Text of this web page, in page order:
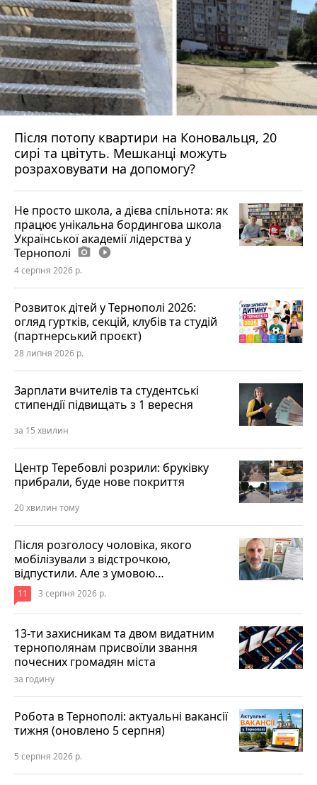
Після потопу квартири на Коновальця, 20
сирі та цвітуть. Мешканці можуть
розраховувати на допомогу?
Не просто школа, а дієва спільнота: як
працює унікальна бордингова школа
Української академії лідерства у
Тернополі photo_camera play_circle_filled
4 серпня 2026 р.
Розвиток дітей у Тернополі 2026:
огляд гуртків, секцій, клубів та студій
(партнерський проєкт)
28 липня 2026 р.
Зарплати вчителів та студентські
стипендії підвищать з 1 вересня
за 15 хвилин
Центр Теребовлі розрили: бруківку
прибрали, буде нове покриття
20 хвилин тому
Після розголосу чоловіка, якого
мобілізували з відстрочкою,
відпустили. Але з умовою…
11 3 серпня 2026 р.
13-ти захисникам та двом видатним
тернополянам присвоїли звання
почесних громадян міста
за годину
Робота в Тернополі: актуальні вакансії
тижня (оновлено 5 серпня)
5 серпня 2026 р.